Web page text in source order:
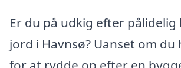
Er du på udkig efter
jord i Havnsø? Uanset om du